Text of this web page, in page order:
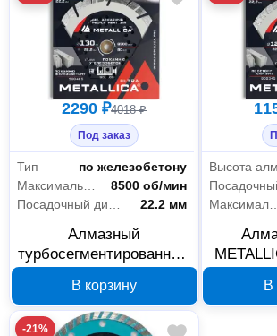
2290 ₽4018 ₽
Под заказ
Тип
по железобетону
Максимальная частота вращения
8500 об/мин
22.2 мм
Алмазный
турбосегментированный
по железобетону
180х22,2 мм, 900406
В корзину
Максимальная частота вращения
В
-21%